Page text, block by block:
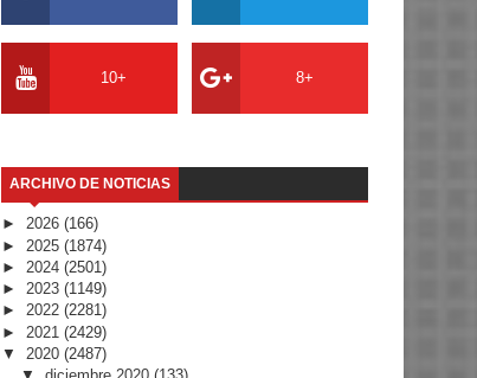
10+ 8+
ARCHIVO DE NOTICIAS
► 2026 (166)
► 2025 (1874)
► 2024 (2501)
► 2023 (1149)
► 2022 (2281)
► 2021 (2429)
▼ 2020 (2487)